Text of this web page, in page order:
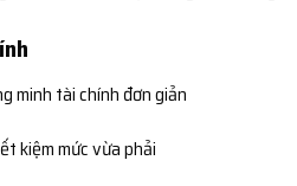
minh tài chính đơn giản
kiệm mức vừa phải